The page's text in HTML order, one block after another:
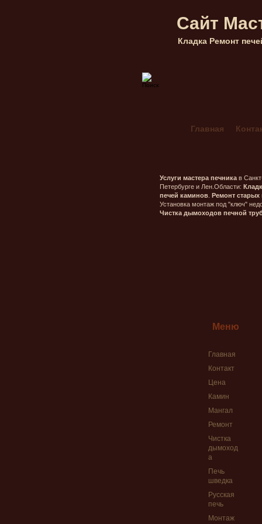
Сайт
Кладка Ремонт
Главная
Мангал
Печник в
Печник в
Печник в
Печник Массив
Ремонт печи на
Русская печь —
Согласование
Услуги
Услуги
Фото работ
Услуги мастера печника в
Петербурге и Лен.Области:
печей каминов Ремонт старых
Установка монтаж под "ключ"
Чистка дымоходов печной
Меню
Главная
Контакт
Цена
Камин
Мангал
Ремонт
Чистка
дымоход
а
Печь
шведка
Русская
печь
Монтаж